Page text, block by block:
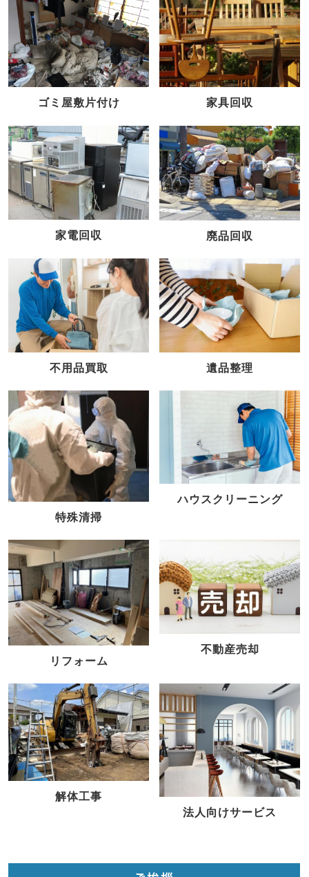
ゴミ屋敷片付け 家具回収
家電回収 廃品回収
不用品買取 遺品整理
特殊清掃
ハウスクリーニング
リフォーム
不動産売却
解体工事
法人向けサービス